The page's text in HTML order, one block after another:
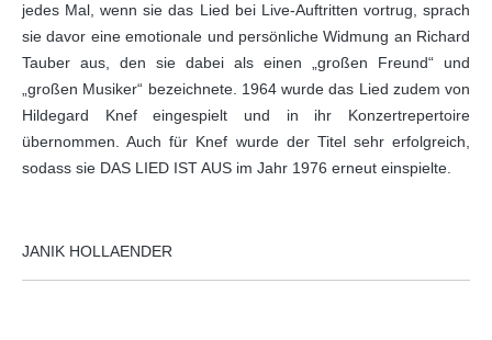
jedes Mal, wenn sie das Lied bei Live-Auftritten vortrug, sprach
sie davor eine emotionale und persönliche Widmung an Richard
Tauber aus, den sie dabei als einen „großen Freund“ und
„großen Musiker“ bezeichnete. 1964 wurde das Lied zudem von
Hildegard Knef eingespielt und in ihr Konzertrepertoire
übernommen. Auch für Knef wurde der Titel sehr erfolgreich,
sodass sie DAS LIED IST AUS im Jahr 1976 erneut einspielte.
JANIK HOLLAENDER